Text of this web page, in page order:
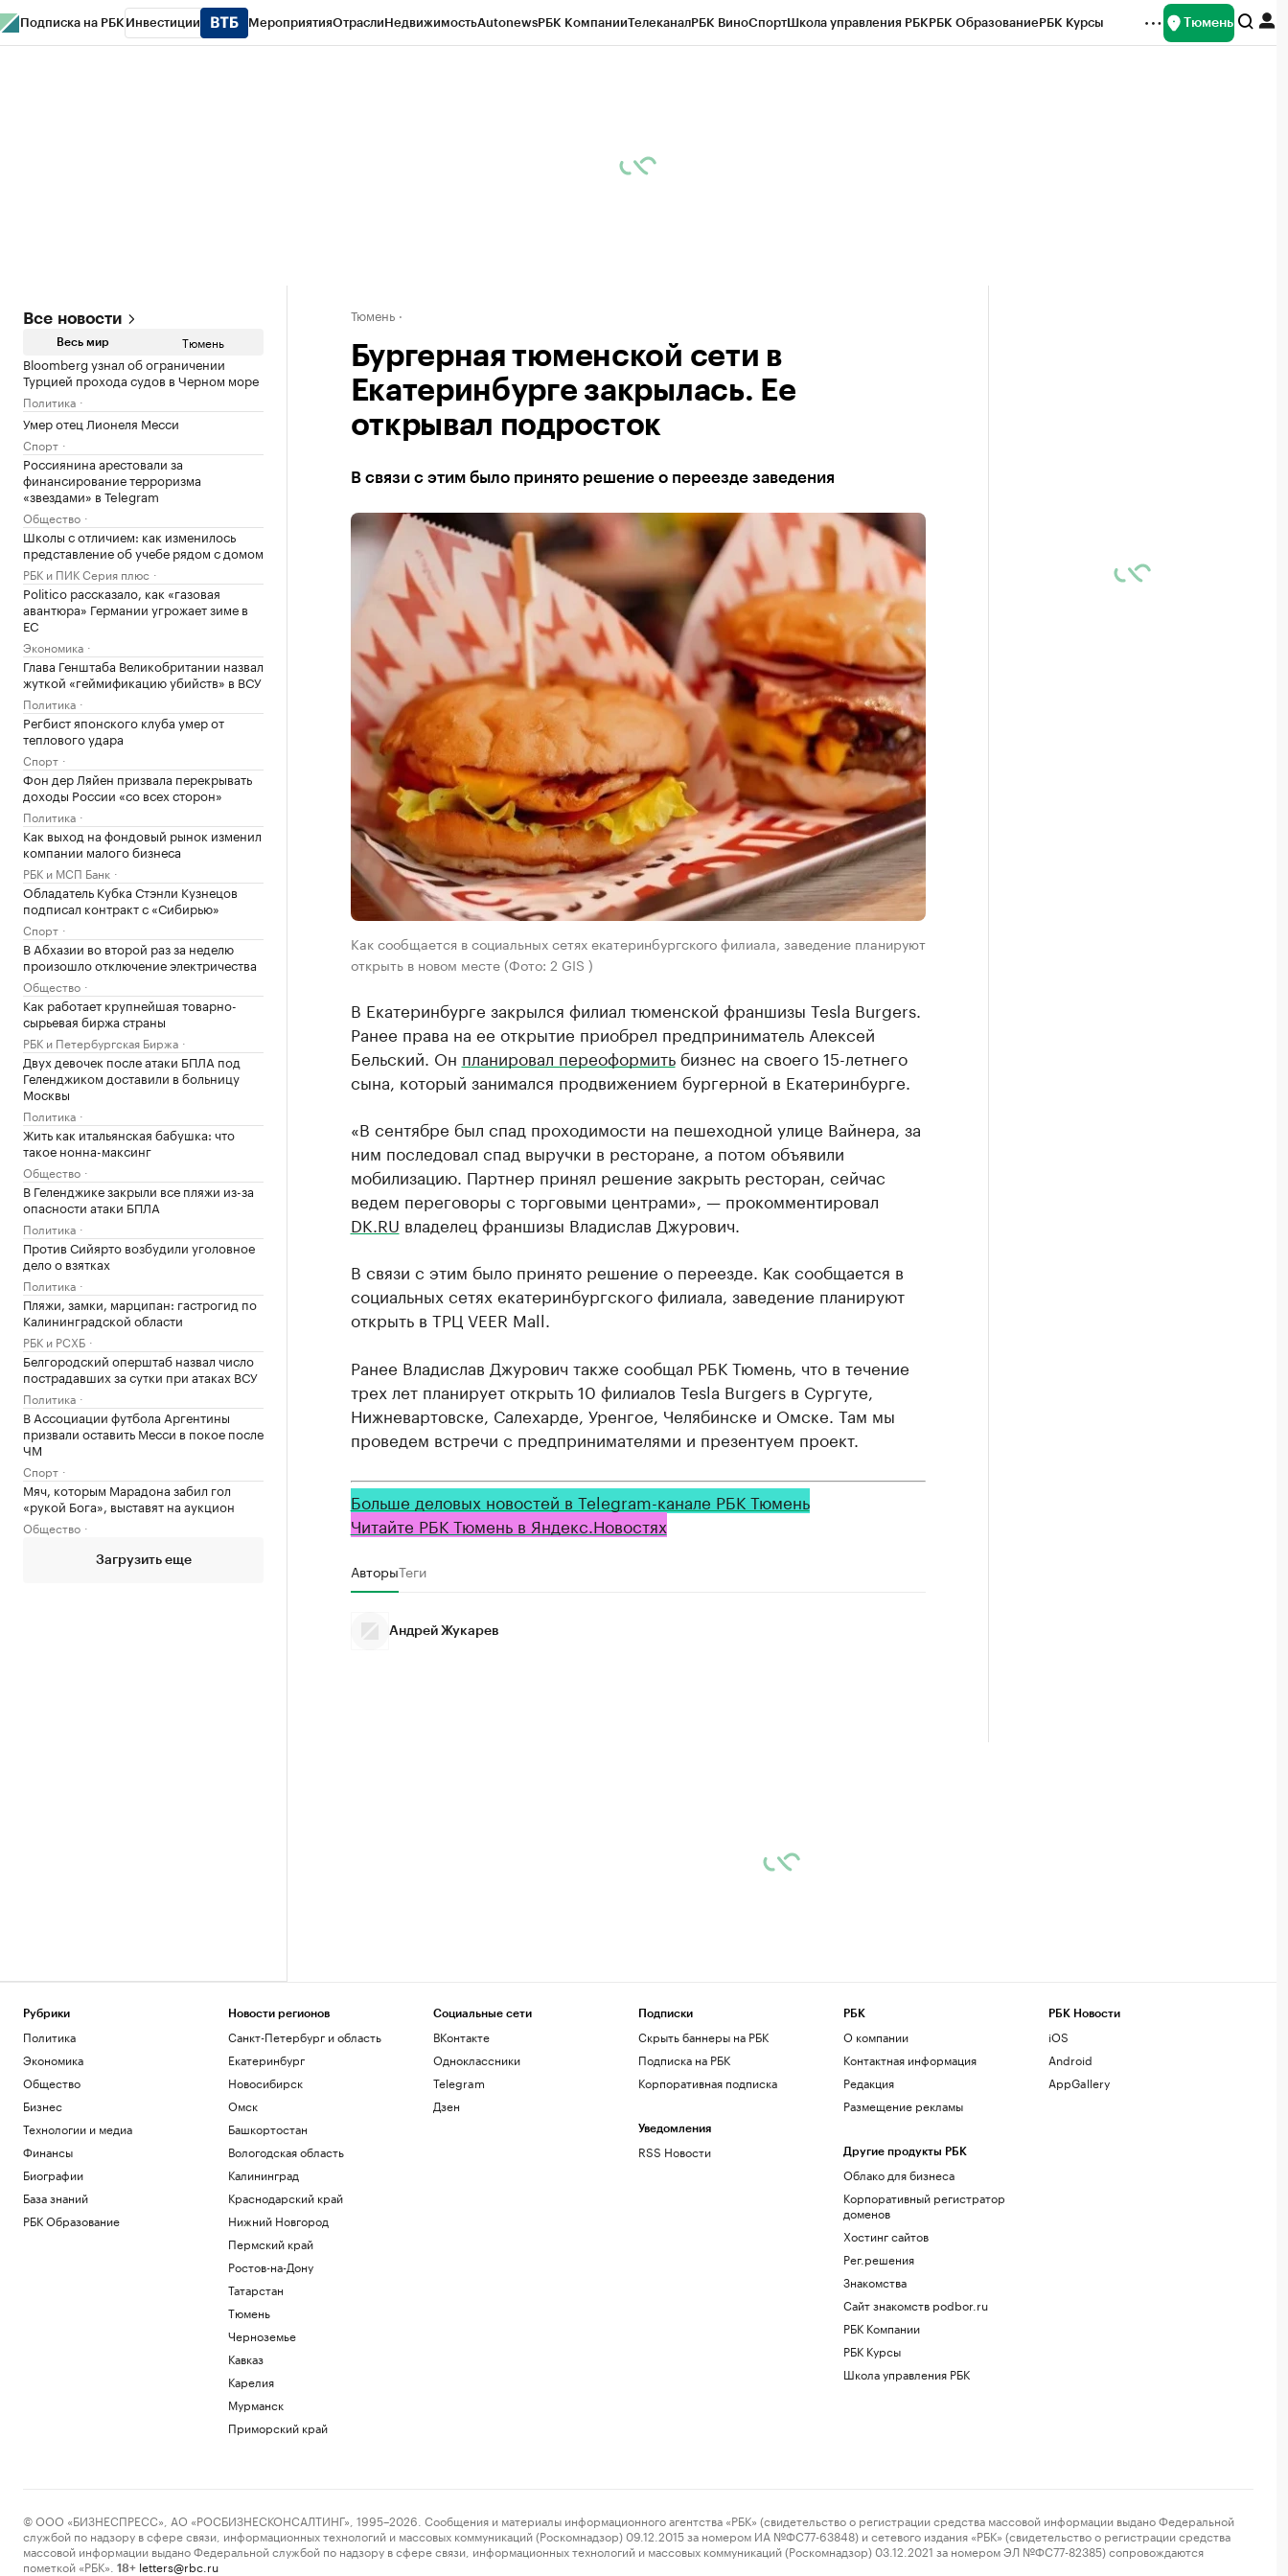
Подписка на РБК Инвестиции МероприятияОтраслиНедвижимостьAutonewsРБК КомпанииТелеканалРБК ВиноСпортШкола управления РБКРБК ОбразованиеРБК Курсы Тюмень
Все новости
Весь мир Тюмень
Bloomberg узнал об ограничении
Турцией прохода судов в Черном море
Политика
Умер отец Лионеля Месси
Спорт
Россиянина арестовали за
финансирование терроризма
«звездами» в Telegram
Общество
Школы с отличием: как изменилось
представление об учебе рядом с домом
РБК и ПИК Серия плюс
Politico рассказало, как «газовая
авантюра» Германии угрожает зиме в
ЕС
Экономика
Глава Генштаба Великобритании назвал
жуткой «геймификацию убийств» в ВСУ
Политика
Регбист японского клуба умер от
теплового удара
Спорт
Фон дер Ляйен призвала перекрывать
доходы России «со всех сторон»
Политика
Как выход на фондовый рынок изменил
компании малого бизнеса
РБК и МСП Банк
Обладатель Кубка Стэнли Кузнецов
подписал контракт с «Сибирью»
Спорт
В Абхазии во второй раз за неделю
произошло отключение электричества
Общество
Как работает крупнейшая товарно-
сырьевая биржа страны
РБК и Петербургская Биржа
Двух девочек после атаки БПЛА под
Геленджиком доставили в больницу
Москвы
Политика
Жить как итальянская бабушка: что
такое нонна-максинг
Общество
В Геленджике закрыли все пляжи из-за
опасности атаки БПЛА
Политика
Против Сийярто возбудили уголовное
дело о взятках
Политика
Пляжи, замки, марципан: гастрогид по
Калининградской области
РБК и РСХБ
Белгородский оперштаб назвал число
пострадавших за сутки при атаках ВСУ
Политика
В Ассоциации футбола Аргентины
призвали оставить Месси в покое после
ЧМ
Спорт
Мяч, которым Марадона забил гол
«рукой Бога», выставят на аукцион
Общество
Загрузить еще
Тюмень
Бургерная тюменской сети в
Екатеринбурге закрылась. Ее
открывал подросток
В связи с этим было принято решение о переезде заведения
Как сообщается в социальных сетях екатеринбургского филиала, заведение планируют
открыть в новом месте (Фото: 2 GIS )
В Екатеринбурге закрылся филиал тюменской франшизы Tesla Burgers.
Ранее права на ее открытие приобрел предприниматель Алексей
Бельский. Он планировал переоформитьбизнес на своего 15-летнего
сына, который занимался продвижением бургерной в Екатеринбурге.
«В сентябре был спад проходимости на пешеходной улице Вайнера, за
ним последовал спад выручки в ресторане, а потом объявили
мобилизацию. Партнер принял решение закрыть ресторан, сейчас
ведем переговоры с торговыми центрами», — прокомментировал
DK.RU владелец франшизы Владислав Джурович.
В связи с этим было принято решение о переезде. Как сообщается в
социальных сетях екатеринбургского филиала, заведение планируют
открыть в ТРЦ VEER Mall.
Ранее Владислав Джурович также сообщал РБК Тюмень, что в течение
трех лет планирует открыть 10 филиалов Tesla Burgers в Сургуте,
Нижневартовске, Салехарде, Уренгое, Челябинске и Омске. Там мы
проведем встречи с предпринимателями и презентуем проект.
Больше деловых новостей в Telegram-канале РБК Тюмень
Читайте РБК Тюмень в Яндекс.Новостях
АвторыТеги
Андрей Жукарев
Рубрики
Политика
Экономика
Общество
Бизнес
Технологии и медиа
Финансы
Биографии
База знаний
РБК Образование
Новости регионов
Санкт-Петербург и область
Екатеринбург
Новосибирск
Омск
Башкортостан
Вологодская область
Калининград
Краснодарский край
Нижний Новгород
Пермский край
Ростов-на-Дону
Татарстан
Тюмень
Черноземье
Кавказ
Карелия
Мурманск
Приморский край
Социальные сети
ВКонтакте
Одноклассники
Telegram
Дзен
Подписки
Скрыть баннеры на РБК
Подписка на РБК
Корпоративная подписка
Уведомления
RSS Новости
РБК
О компании
Контактная информация
Редакция
Размещение рекламы
Другие продукты РБК
Облако для бизнеса
Корпоративный регистратор
доменов
Хостинг сайтов
Рег.решения
Знакомства
Сайт знакомств podbor.ru
РБК Компании
РБК Курсы
Школа управления РБК
РБК Новости
iOS
Android
AppGallery
© ООО «БИЗНЕСПРЕСС», АО «РОСБИЗНЕСКОНСАЛТИНГ», 1995–2026. Сообщения и материалы информационного агентства «РБК» (свидетельство о регистрации средства массовой информации выдано Федеральной
службой по надзору в сфере связи, информационных технологий и массовых коммуникаций (Роскомнадзор) 09.12.2015 за номером ИА №ФС77-63848) и сетевого издания «РБК» (свидетельство о регистрации средства
массовой информации выдано Федеральной службой по надзору в сфере связи, информационных технологий и массовых коммуникаций (Роскомнадзор) 03.12.2021 за номером ЭЛ №ФС77-82385) сопровождаются
пометкой «РБК».
18+ letters@rbc.ru